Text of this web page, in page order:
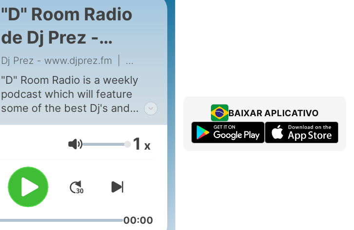
"D" Room Radio
de Dj Prez -
www.djprez.fm
Dj Prez - www.djprez.fm 31 - "D" Room Radio - XXX
"D" Room Radio is a weekly
podcast which will feature
some of the best Dj's and
Electronic Dance Music
Producers from all around the
www.dirtyhousemotel.com &
www.djprez.fm to catch the
some of the show's past
editions and free downloads.
Volume 1 x
00:00
BAIXAR APLICATIVO